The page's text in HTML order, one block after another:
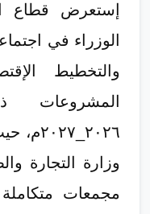
إستعرض قطاع
الوزراء في
والتخطيط
المشروعات
وزارة التجارة
مجمعات متكاملة